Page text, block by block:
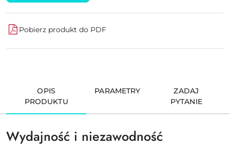
Pobierz produkt do PDF
OPIS
PRODUKTU
PARAMETRY
ZADAJ
PYTANIE
Wydajność i niezawodność